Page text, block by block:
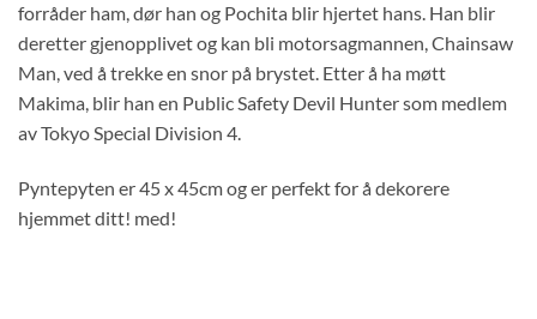
forråder ham, dør han og Pochita blir hjertet hans. Han blir
deretter gjenopplivet og kan bli motorsagmannen, Chainsaw
Man, ved å trekke en snor på brystet. Etter å ha møtt
Makima, blir han en Public Safety Devil Hunter som medlem
av Tokyo Special Division 4.
Pyntepyten er 45 x 45cm og er perfekt for å dekorere
hjemmet ditt! med!